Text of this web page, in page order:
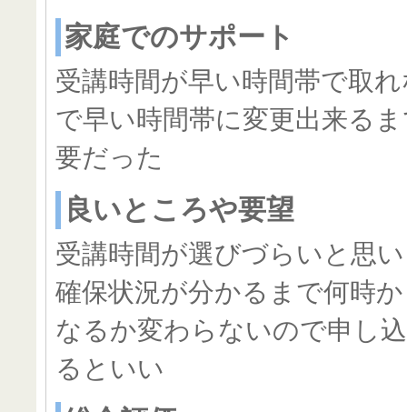
家庭でのサポート
受講時間が早い時間帯で取
で早い時間帯に変更出来る
要だった
良いところや要望
受講時間が選びづらいと思
確保状況が分かるまで何時
なるか変わらないので申し
るといい